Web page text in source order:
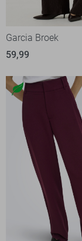
Garcia Broek
59,99